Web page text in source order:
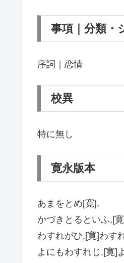
事項｜分類・
序詞｜恋情
校異
特に無し
寛永版本
あまをとめ[寛],
かづきとるといふ,[
わすれがひ,[寛]わす
よにもわすれじ,[寛]